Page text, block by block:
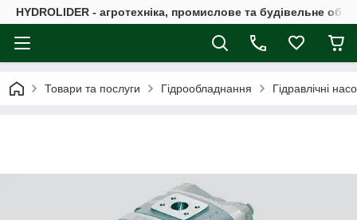
HYDROLIDER - агротехніка, промислове та будівельне
Товари та послуги Гідрообладнання Гідравлічні